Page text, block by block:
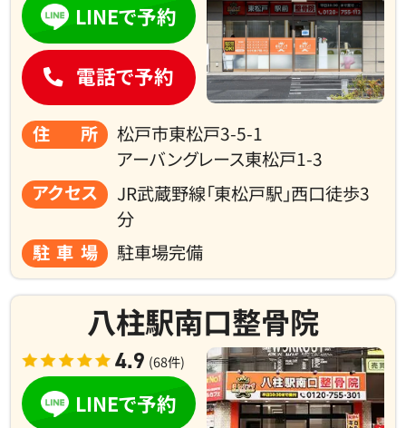
住所
松戸市東松戸3-5-1
アーバングレース東松戸1-3
アクセス
JR武蔵野線「東松戸駅」西口徒歩3
分
駐車場
駐車場完備
LINEで予約
電話で予約
八柱駅南口整骨院
4.9 (68件)
LINEで予約